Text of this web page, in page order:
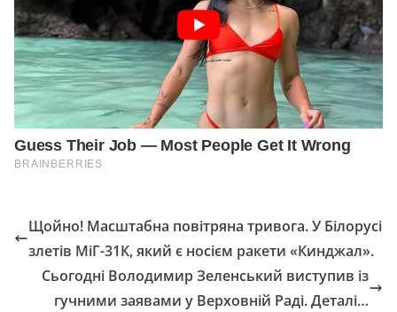
Щойно! Масштабна повітряна тривога. У Білорусі
злетів МіГ-31К, який є носієм ракети «Кинджал».
Сьогодні Володимир Зеленський виступив із
гучними заявами у Верховній Раді. Деталі…